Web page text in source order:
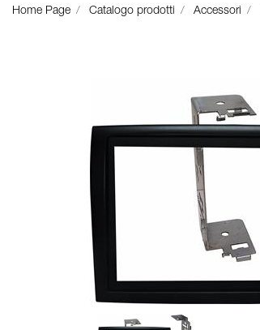
Home Page Catalogo prodotti Accessori